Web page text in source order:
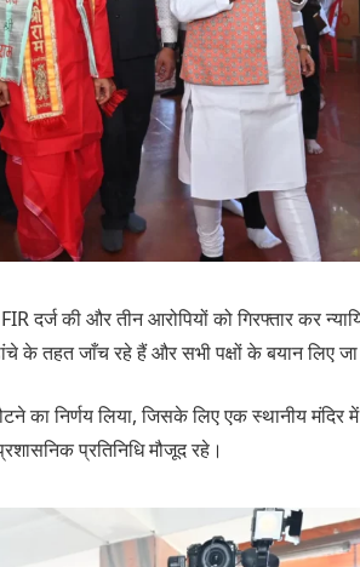
दर्ज की और तीन आरोपियों को गिरफ्तार कर
के तहत जाँच रहे हैं और सभी पक्षों के बयान लिए
का निर्णय लिया, जिसके लिए एक स्थानीय मंदिर में
प्रतिनिधि मौजूद रहे।